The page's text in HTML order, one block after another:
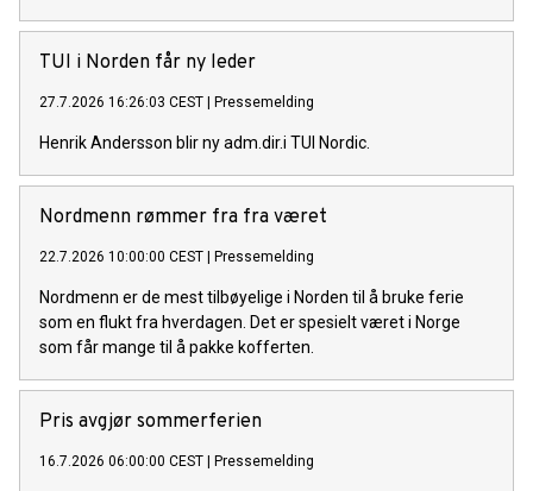
TUI i Norden får ny leder
27.7.2026 16:26:03 CEST Pressemelding
Henrik Andersson blir ny adm.dir.i TUI Nordic.
Nordmenn rømmer fra fra været
22.7.2026 10:00:00 CEST Pressemelding
Nordmenn er de mest tilbøyelige i Norden til å bruke ferie
som en flukt fra hverdagen. Det er spesielt været i Norge
som får mange til å pakke kofferten.
Pris avgjør sommerferien
16.7.2026 06:00:00 CEST Pressemelding